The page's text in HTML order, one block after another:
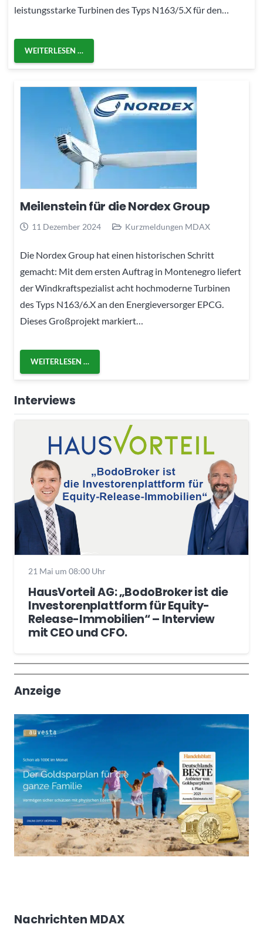
leistungsstarke Turbinen des Typs N163/5.X für den…
WEITERLESEN …
Meilenstein für die Nordex Group
11 Dezember 2024 Kurzmeldungen MDAX
Die Nordex Group hat einen historischen Schritt
gemacht: Mit dem ersten Auftrag in Montenegro liefert
der Windkraftspezialist acht hochmoderne Turbinen
des Typs N163/6.X an den Energieversorger EPCG.
Dieses Großprojekt markiert…
WEITERLESEN …
Interviews
21 Mai um 08:00 Uhr
HausVorteil AG: „BodoBroker ist die
Investorenplattform für Equity-
Release-Immobilien“ – Interview
mit CEO und CFO.
Wochenrückblick
Trendthemen
Anzeige
Nachrichten MDAX